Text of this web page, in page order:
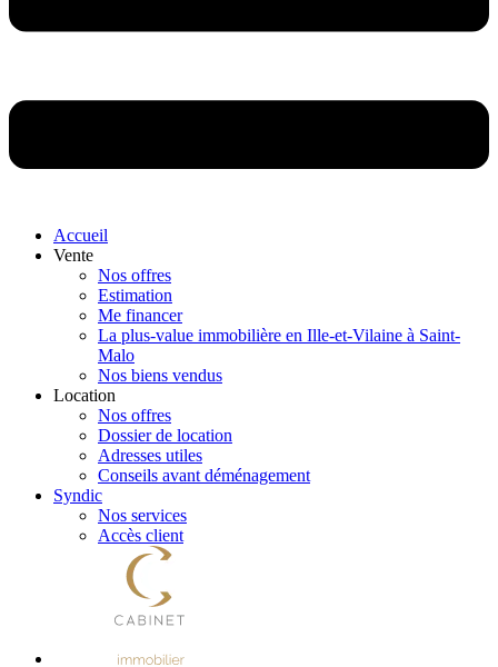
Accueil
Vente
Nos offres
Estimation
Me financer
La plus-value immobilière en Ille-et-Vilaine à Saint-
Malo
Nos biens vendus
Location
Nos offres
Dossier de location
Adresses utiles
Conseils avant déménagement
Syndic
Nos services
Accès client